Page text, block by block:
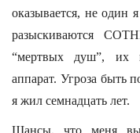
оказывается, не один
разыскиваются
“мертвых душ”, их
аппарат. Угроза быть
я жил семнадцать лет.
Шансы, что меня